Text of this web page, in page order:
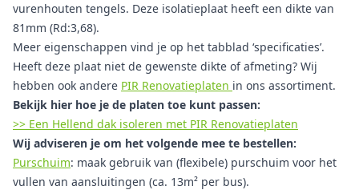
vurenhouten tengels. Deze isolatieplaat heeft een dikte van
81mm (Rd:3,68).
Meer eigenschappen vind je op het tabblad ‘specificaties’.
Heeft deze plaat niet de gewenste dikte of afmeting? Wij
hebben ook andere PIR Renovatieplaten in ons assortiment.
Bekijk hier hoe je de platen toe kunt passen:
>> Een Hellend dak isoleren met PIR Renovatieplaten
Wij adviseren je om het volgende mee te bestellen:
Purschuim: maak gebruik van (flexibele) purschuim voor het
vullen van aansluitingen (ca. 13m² per bus).